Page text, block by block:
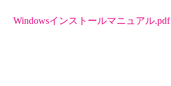
Windowsインストールマニュアル.pdf